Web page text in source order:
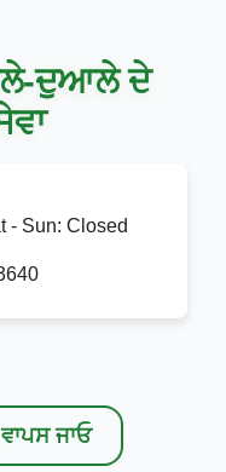
ਦੁਆਲੇ ਦੇ
- Sun: Closed
ਜਾਓ